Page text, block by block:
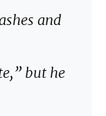
and
but he